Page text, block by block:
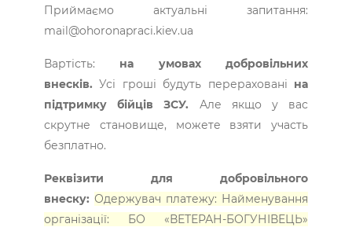
Приймаємо актуальні запитання:
mail@ohoronapraci.kiev.ua
Вартість: на умовах добровільних
внесків.Усі гроші будуть перераховані на
підтримку бійців ЗСУ. Але якщо у вас
скрутне становище, можете взяти участь
безплатно.
Реквізити для добровільного
внеску: Одержувач платежу: Найменування
організації: БО «ВЕТЕРАН-БОГУНІВЕЦЬ»